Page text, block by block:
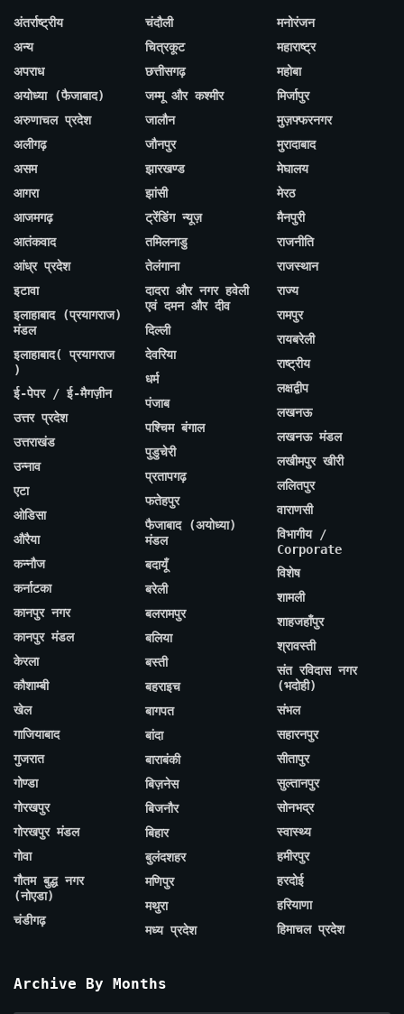
अंतर्राष्ट्रीय
अन्य
अपराध
अयोध्या (फैजाबाद)
अरुणाचल प्रदेश
अलीगढ़
असम
आगरा
आजमगढ़
आतंकवाद
आंध्र प्रदेश
इटावा
इलाहाबाद (प्रयागराज)
मंडल
इलाहाबाद( प्रयागराज
)
ई-पेपर / ई-मैगज़ीन
उत्तर प्रदेश
उत्तराखंड
उन्नाव
एटा
ओडिसा
औरैया
कन्नौज
कर्नाटका
कानपुर नगर
कानपुर मंडल
केरला
कौशाम्बी
खेल
गाजियाबाद
गुजरात
गोण्डा
गोरखपुर
गोरखपुर मंडल
गोवा
गौतम बुद्ध नगर
(नोएडा)
चंडीगढ़
चंदौली
चित्रकूट
छत्तीसगढ़
जम्मू और कश्मीर
जालौन
जौनपुर
झारखण्ड
झांसी
ट्रेंडिंग न्यूज़
तमिलनाडु
तेलंगाना
दादरा और नगर हवेली
एवं दमन और दीव
दिल्ली
देवरिया
धर्म
पंजाब
पश्चिम बंगाल
पुडुचेरी
प्रतापगढ़
फतेहपुर
फैजाबाद (अयोध्या)
मंडल
बदायूँ
बरेली
बलरामपुर
बलिया
बस्ती
बहराइच
बागपत
बांदा
बाराबंकी
बिज़नेस
बिजनौर
बिहार
बुलंदशहर
मणिपुर
मथुरा
मध्य प्रदेश
मनोरंजन
महाराष्ट्र
महोबा
मिर्जापुर
मुज़फ्फरनगर
मुरादाबाद
मेघालय
मेरठ
मैनपुरी
राजनीति
राजस्थान
राज्य
रामपुर
रायबरेली
राष्ट्रीय
लक्षद्वीप
लखनऊ
लखनऊ मंडल
लखीमपुर खीरी
ललितपुर
वाराणसी
विभागीय /
Corporate
विशेष
शामली
शाहजहाँपुर
श्रावस्ती
संत रविदास नगर
(भदोही)
संभल
सहारनपुर
सीतापुर
सुल्तानपुर
सोनभद्र
स्वास्थ्य
हमीरपुर
हरदोई
हरियाणा
हिमाचल प्रदेश
Archive By Months